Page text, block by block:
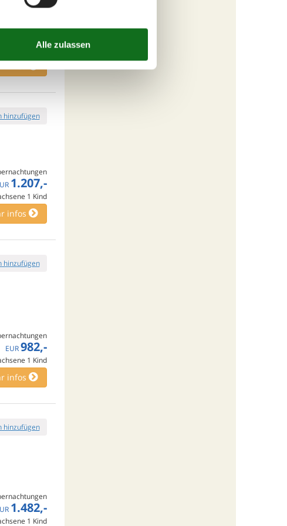
Kind
hinzufügen
1.207,-
1 Kind
infos
hinzufügen
EUR 982,-
1 Kind
infos
hinzufügen
1.482,-
1 Kind